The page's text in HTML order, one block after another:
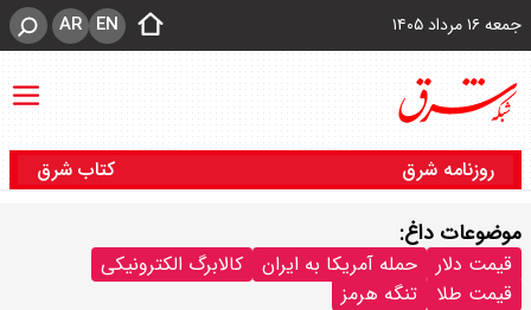
جمعه ۱۶ مرداد ۱۴۰۵ EN
AR
روزنامه شرق کتاب شرق
موضوعات داغ:
قیمت دلار حمله آمریکا به ایران
کالابرگ الکترونیکی
قیمت طلا
تنگه هرمز